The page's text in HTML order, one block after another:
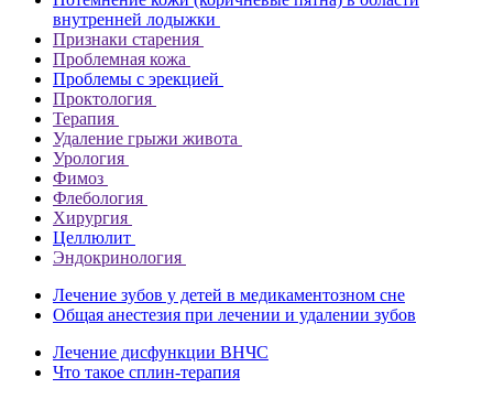
внутренней лодыжки
Признаки старения
Проблемная кожа
Проблемы с эрекцией
Проктология
Терапия
Удаление грыжи живота
Урология
Фимоз
Флебология
Хирургия
Целлюлит
Эндокринология
Лечение зубов у детей в медикаментозном сне
Общая анестезия при лечении и удалении зубов
Лечение дисфункции ВНЧС
Что такое сплин-терапия